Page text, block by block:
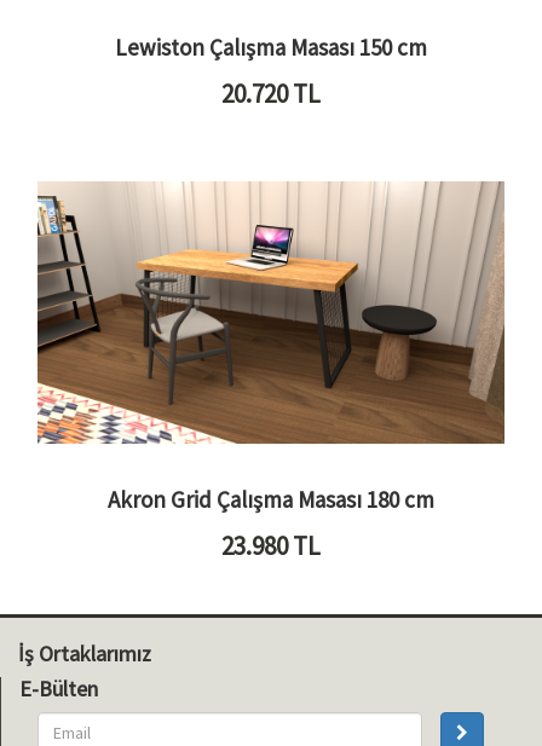
Lewiston Çalışma Masası 150 cm
20.720TL
Akron Grid Çalışma Masası 180 cm
23.980TL
İş Ortaklarımız
E-Bülten